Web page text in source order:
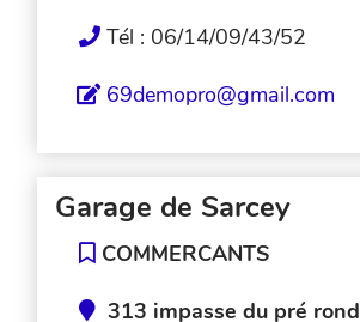
Tél : 06/14/09/43/52
69demopro@gmail.com
Garage de Sarcey
COMMERCANTS
313 impasse du pré rond